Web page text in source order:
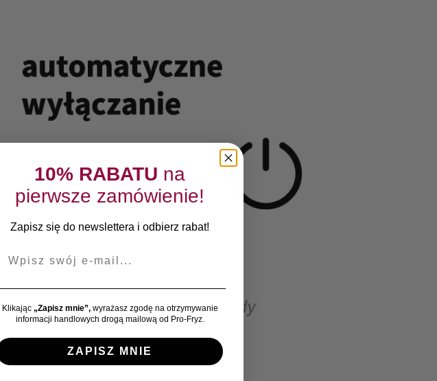
10% RABATU na
pierwsze zamówienie!
Zapisz się do newslettera i odbierz rabat!
Klikając „Zapisz mnie”,wyrażasz zgodę na otrzymywanie
informacji handlowych drogą mailową od Pro-Fryz.
ZAPISZ MNIE